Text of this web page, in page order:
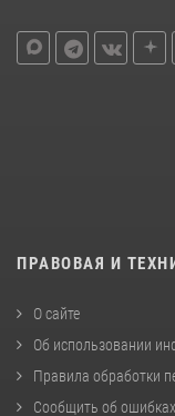
ПРАВОВАЯ И
О сайте
Об использовании
Правила обработки
Сообщить об ошибках